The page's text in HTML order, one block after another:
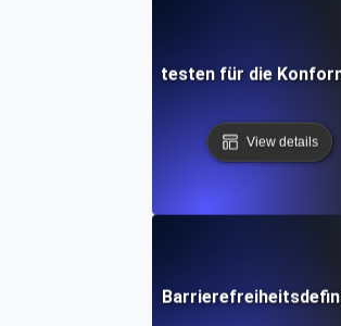
Barrierefreiheitstesten für die
View details